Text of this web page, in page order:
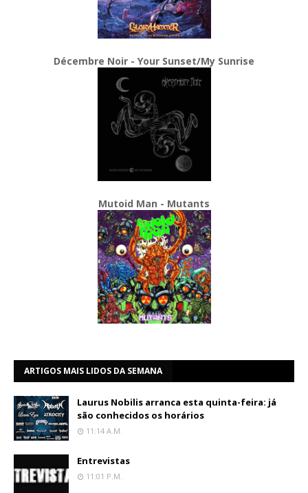
Décembre Noir - Your Sunset/My Sunrise
Mutoid Man - Mutants
ARTIGOS MAIS LIDOS DA SEMANA
Laurus Nobilis arranca esta quinta-feira: já
são conhecidos os horários
11:14 A.m.
Entrevistas
11:01 P.m.